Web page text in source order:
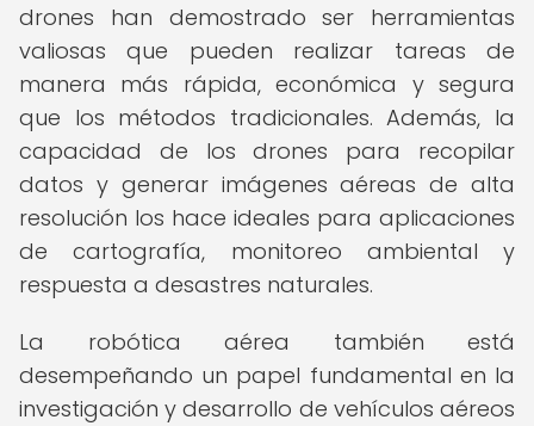
drones han demostrado ser herramientas
valiosas que pueden realizar tareas de
manera más rápida, económica y segura
que los métodos tradicionales. Además, la
capacidad de los drones para recopilar
datos y generar imágenes aéreas de alta
resolución los hace ideales para aplicaciones
de cartografía, monitoreo ambiental y
respuesta a desastres naturales.
La robótica aérea también está
desempeñando un papel fundamental en la
investigación y desarrollo de vehículos aéreos